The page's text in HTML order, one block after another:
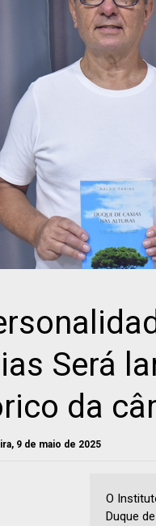
Será
da
9 de maio de 2025
O
Duque